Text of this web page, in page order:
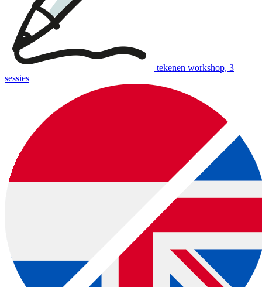
tekenen workshop, 3
sessies